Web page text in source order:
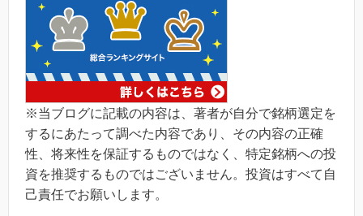
※当ブログに記載の内容は、著者が自分で銘柄選定を
するにあたって調べた内容であり、その内容の正確
性、将来性を保証するものではなく、特定銘柄への投
資を推奨するものではございません。投資はすべて自
己責任でお願いします。